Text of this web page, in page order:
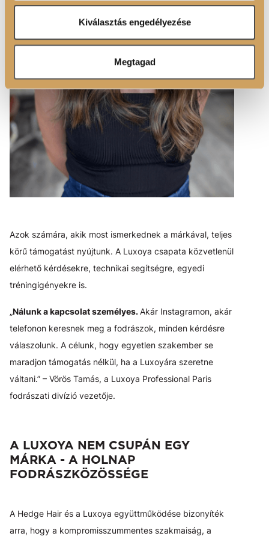
adatokkal, amelyeket Ön adott meg számukra vagy az
Ön által használt más szolgáltatásokból gyűjtöttek.
Kiválasztás engedélyezése
Megtagad
Azok számára, akik most ismerkednek a márkával, teljes
körű támogatást nyújtunk. A Luxoya csapata közvetlenül
elérhető kérdésekre, technikai segítségre, egyedi
tréningigényekre is.
„Nálunk a kapcsolat személyes. Akár Instagramon, akár
telefonon keresnek meg a fodrászok, minden kérdésre
válaszolunk. A célunk, hogy egyetlen szakember se
maradjon támogatás nélkül, ha a Luxoyára szeretne
váltani.” – Vörös Tamás, a Luxoya Professional Paris
fodrászati divízió vezetője.
A LUXOYA NEM CSUPÁN EGY
MÁRKA - A HOLNAP
FODRÁSZKÖZÖSSÉGE
A Hedge Hair és a Luxoya együttműködése bizonyíték
arra, hogy a kompromisszummentes szakmaiság, a